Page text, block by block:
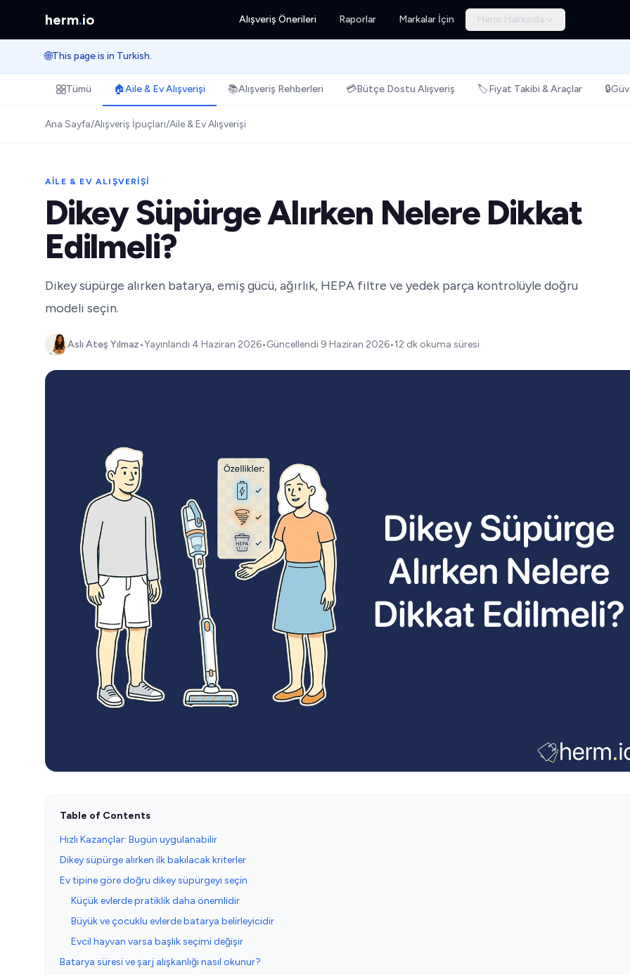
herm.io Alışveriş Önerileri Raporlar Markalar İçin Herm Hakkında
🌐This page is in Turkish.
Tümü 🏠Aile & Ev Alışverişi 📚Alışveriş Rehberleri 💳Bütçe Dostu Alışveriş 🏷️Fiyat Takibi & Araçlar 🔒
Ana Sayfa/Alışveriş İpuçları/Aile & Ev Alışverişi
AILE & EV ALIŞVERIŞI
Dikey Süpürge Alırken Nelere Dikkat
Edilmeli?
Dikey süpürge alırken batarya, emiş gücü, ağırlık, HEPA filtre ve yedek parça kontrolüyle doğru
modeli seçin.
Aslı Ateş Yılmaz•Yayınlandı 4 Haziran 2026•Güncellendi 9 Haziran 2026•12 dk okuma süresi
Table of Contents
Hızlı Kazançlar: Bugün uygulanabilir
Dikey süpürge alırken ilk bakılacak kriterler
Ev tipine göre doğru dikey süpürgeyi seçin
Küçük evlerde pratiklik daha önemlidir
Büyük ve çocuklu evlerde batarya belirleyicidir
Evcil hayvan varsa başlık seçimi değişir
Batarya süresi ve şarj alışkanlığı nasıl okunur?